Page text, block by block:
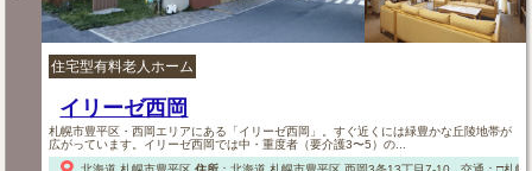
住宅型有料老人ホーム
イリーゼ西岡
札幌市豊平区・西岡エリアにある「イリーゼ西岡」。すぐ近くには緑豊かな丘陵地帯が
広がっています。イリーゼ西岡では中・重度者（要介護3〜5）の...